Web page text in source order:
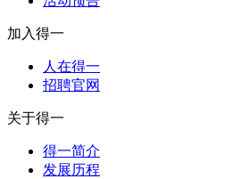
加入得一
人在得一
招聘官网
关于得一
得一简介
发展历程